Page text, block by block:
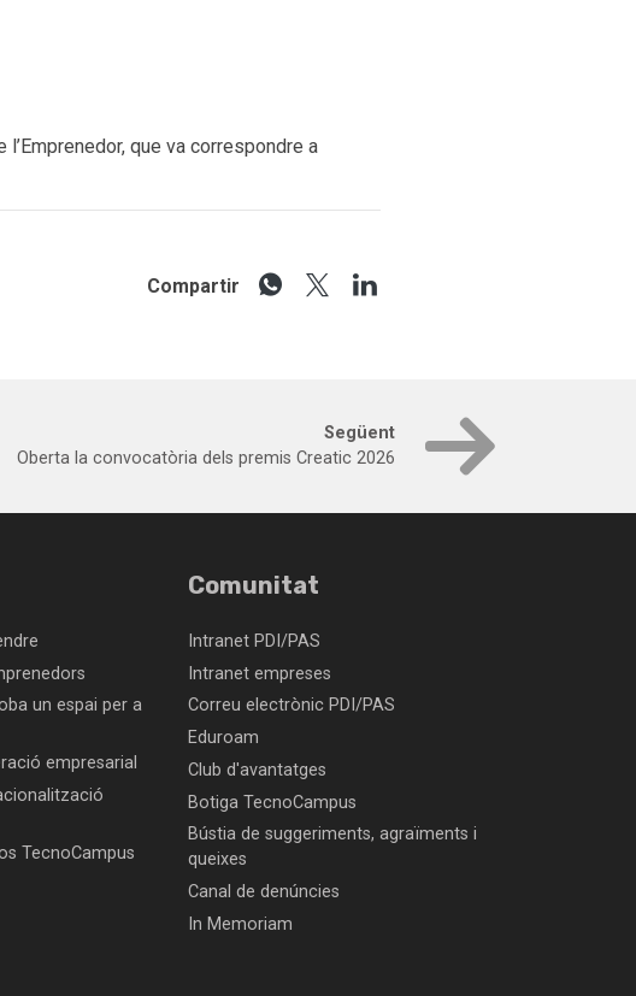
que va correspondre a
Compartir
Següent
Oberta la convocatòria dels premis Creatic 2026
un espai per a
empresarial
TecnoCampus
Comunitat
Intranet PDI/PAS
Intranet empreses
Correu electrònic PDI/PAS
Eduroam
Club d'avantatges
Botiga TecnoCampus
Bústia de suggeriments, agraïments i
queixes
Canal de denúncies
In Memoriam